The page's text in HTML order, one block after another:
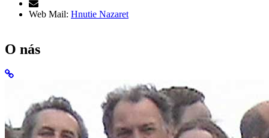
Web Mail: Hnutie Nazaret
O nás